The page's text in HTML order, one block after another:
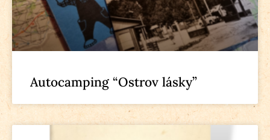
Autocamping “Ostrov lásky”